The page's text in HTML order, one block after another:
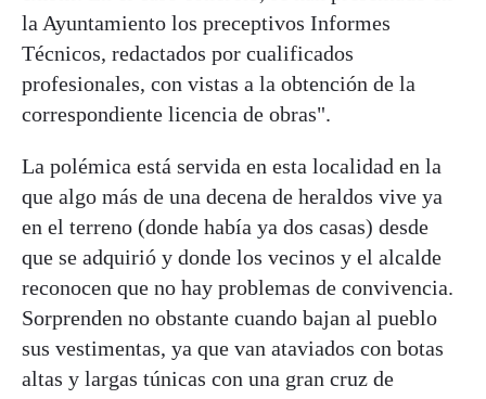
la Ayuntamiento los preceptivos Informes
Técnicos, redactados por cualificados
profesionales, con vistas a la obtención de la
correspondiente licencia de obras".
La polémica está servida en esta localidad en la
que algo más de una decena de heraldos vive ya
en el terreno (donde había ya dos casas) desde
que se adquirió y donde los vecinos y el alcalde
reconocen que no hay problemas de convivencia.
Sorprenden no obstante cuando bajan al pueblo
sus vestimentas, ya que van ataviados con botas
altas y largas túnicas con una gran cruz de